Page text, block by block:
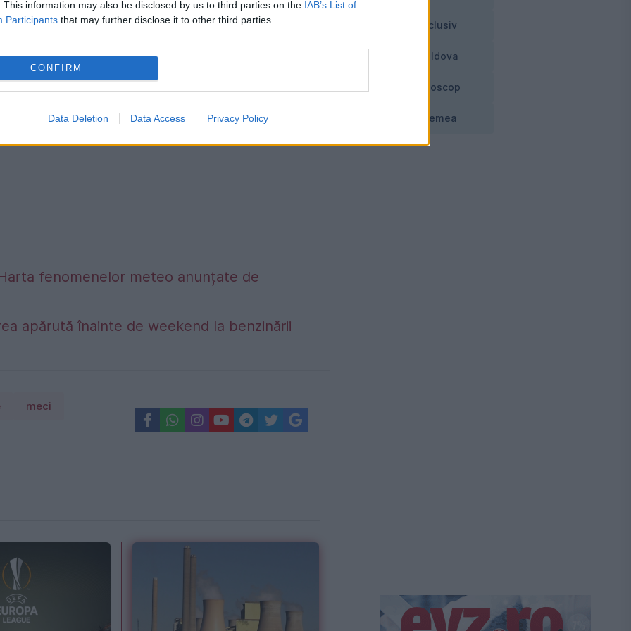
This information may also be disclosed by us to third parties on the IAB’s List of
Participants that may further disclose it to other third parties.
CONFIRM
Data Deletion Data Access Privacy Policy
nici atît de dificilă cum ar crede lumea.
articulațiile și oasele. Dacă ar exista dorinţă,
a explicat britanicul.
fenomenelor meteo anunțate de
apărută înainte de weekend la benzinării
meci
Exclusiv
Moldova
Horoscop
Vremea